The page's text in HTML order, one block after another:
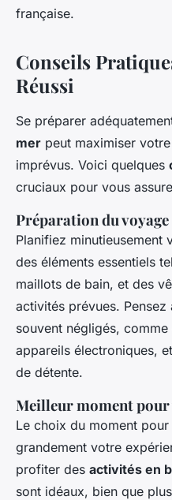
française.
Conseils
Réussi
Se préparer
mer peut maximiser
imprévus. Voici quelques
cruciaux pour vous
Préparation du voyage
Planifiez minutieusement
des éléments essentiels
maillots de bain, et des
activités prévues.
souvent négligés,
appareils électroniques,
de détente.
Meilleur moment
Le choix du moment
grandement votre
profiter des activités en
sont idéaux, bien que